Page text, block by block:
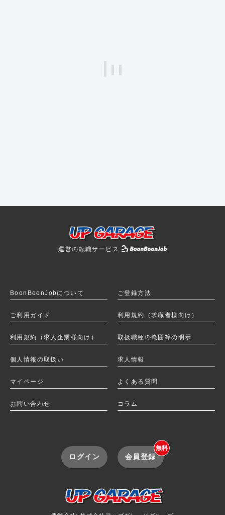
運営の転職サービス
BoonBoonJobについて ご登録方法
ご利用ガイド 利用規約（求職者様向け）
利用規約（求人企業様向け） 取扱職種の範囲等の明示
個人情報の取扱い 求人情報
マイページ よくある質問
お問い合わせ コラム
ログイン 会員登録
無料